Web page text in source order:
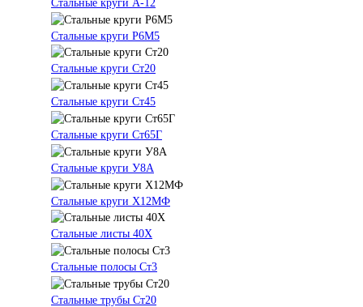
Стальные круги А-12
Стальные круги Р6М5
Стальные круги Ст20
Стальные круги Ст45
Стальные круги Ст65Г
Стальные круги У8А
Стальные круги Х12МФ
Стальные листы 40Х
Стальные полосы Ст3
Стальные трубы Ст20